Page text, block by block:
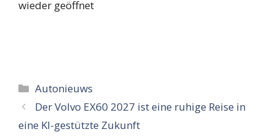
wieder geöffnet
Categorieën
Autonieuws
Der Volvo EX60 2027 ist eine ruhige Reise in
eine KI-gestützte Zukunft